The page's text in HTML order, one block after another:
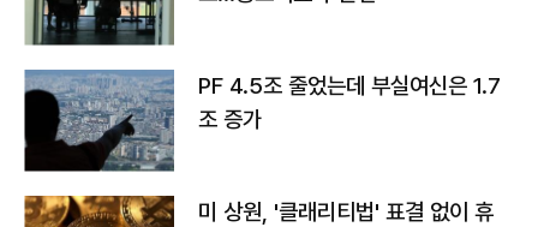
PF 4.5조 줄었는데 부실여신은 1.7
조 증가
미 상원, '클래리티법' 표결 없이 휴